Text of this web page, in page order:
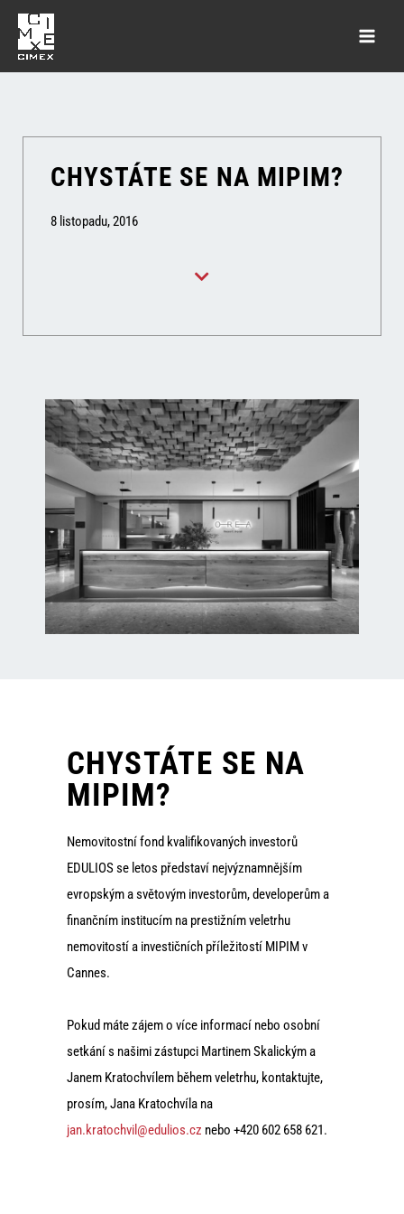
CHYSTÁTE SE NA MIPIM?
8 listopadu, 2016
CHYSTÁTE SE NA
MIPIM?
Nemovitostní fond kvalifikovaných investorů
EDULIOS se letos představí nejvýznamnějším
evropským a světovým investorům, developerům a
finančním institucím na prestižním veletrhu
nemovitostí a investičních příležitostí MIPIM v
Cannes.
Pokud máte zájem o více informací nebo osobní
setkání s našimi zástupci Martinem Skalickým a
Janem Kratochvílem během veletrhu, kontaktujte,
prosím, Jana Kratochvíla na
jan.kratochvil@edulios.cz nebo +420 602 658 621.